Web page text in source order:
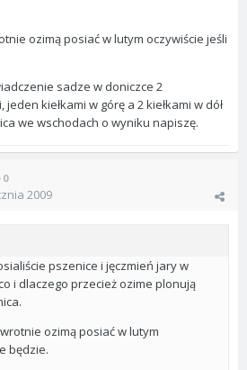
ozimą posiać w lutym oczywiście jeśli
sadze w doniczce 2
kiełkami w górę a 2 kiełkami w dół
we wschodach o wyniku napiszę.
0
2009
pszenice i jęczmień jary w
i dlaczego przecież ozime plonują
ozimą posiać w lutym
będzie.